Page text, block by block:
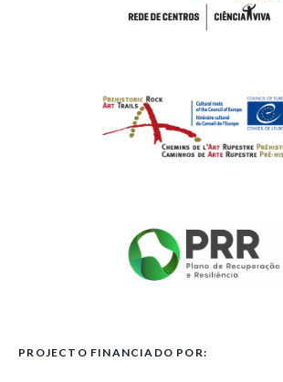
PROJECTO FINANCIADO POR: